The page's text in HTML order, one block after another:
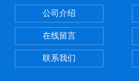
公司介绍
在线留言
联系我们